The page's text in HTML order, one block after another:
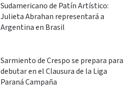
Sudamericano de Patín Artístico:
Julieta Abrahan representará a
Argentina en Brasil
Sarmiento de Crespo se prepara para
debutar en el Clausura de la Liga
Paraná Campaña